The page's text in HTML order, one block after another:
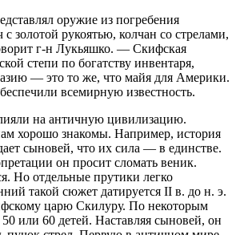
оружие из погребения
золотой рукоятью, колчан со стрелами,
г-н Лукьяшко. — Скифская
степи по богатству инвентаря,
— это то же, что майя для Америки.
всемирную известность.
на античную цивилизацию.
хорошо знакомы. Например, история
сыновей, что их сила — в единстве.
он просит сломать веник.
Но отдельные прутики легко
такой сюжет датируется II в. до н. э.
царю Скилуру. По некоторым
или 60 детей. Наставляя сыновей, он